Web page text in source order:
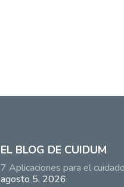
EL BLOG DE CUIDUM
7 Aplicaciones para el
agosto 5, 2026